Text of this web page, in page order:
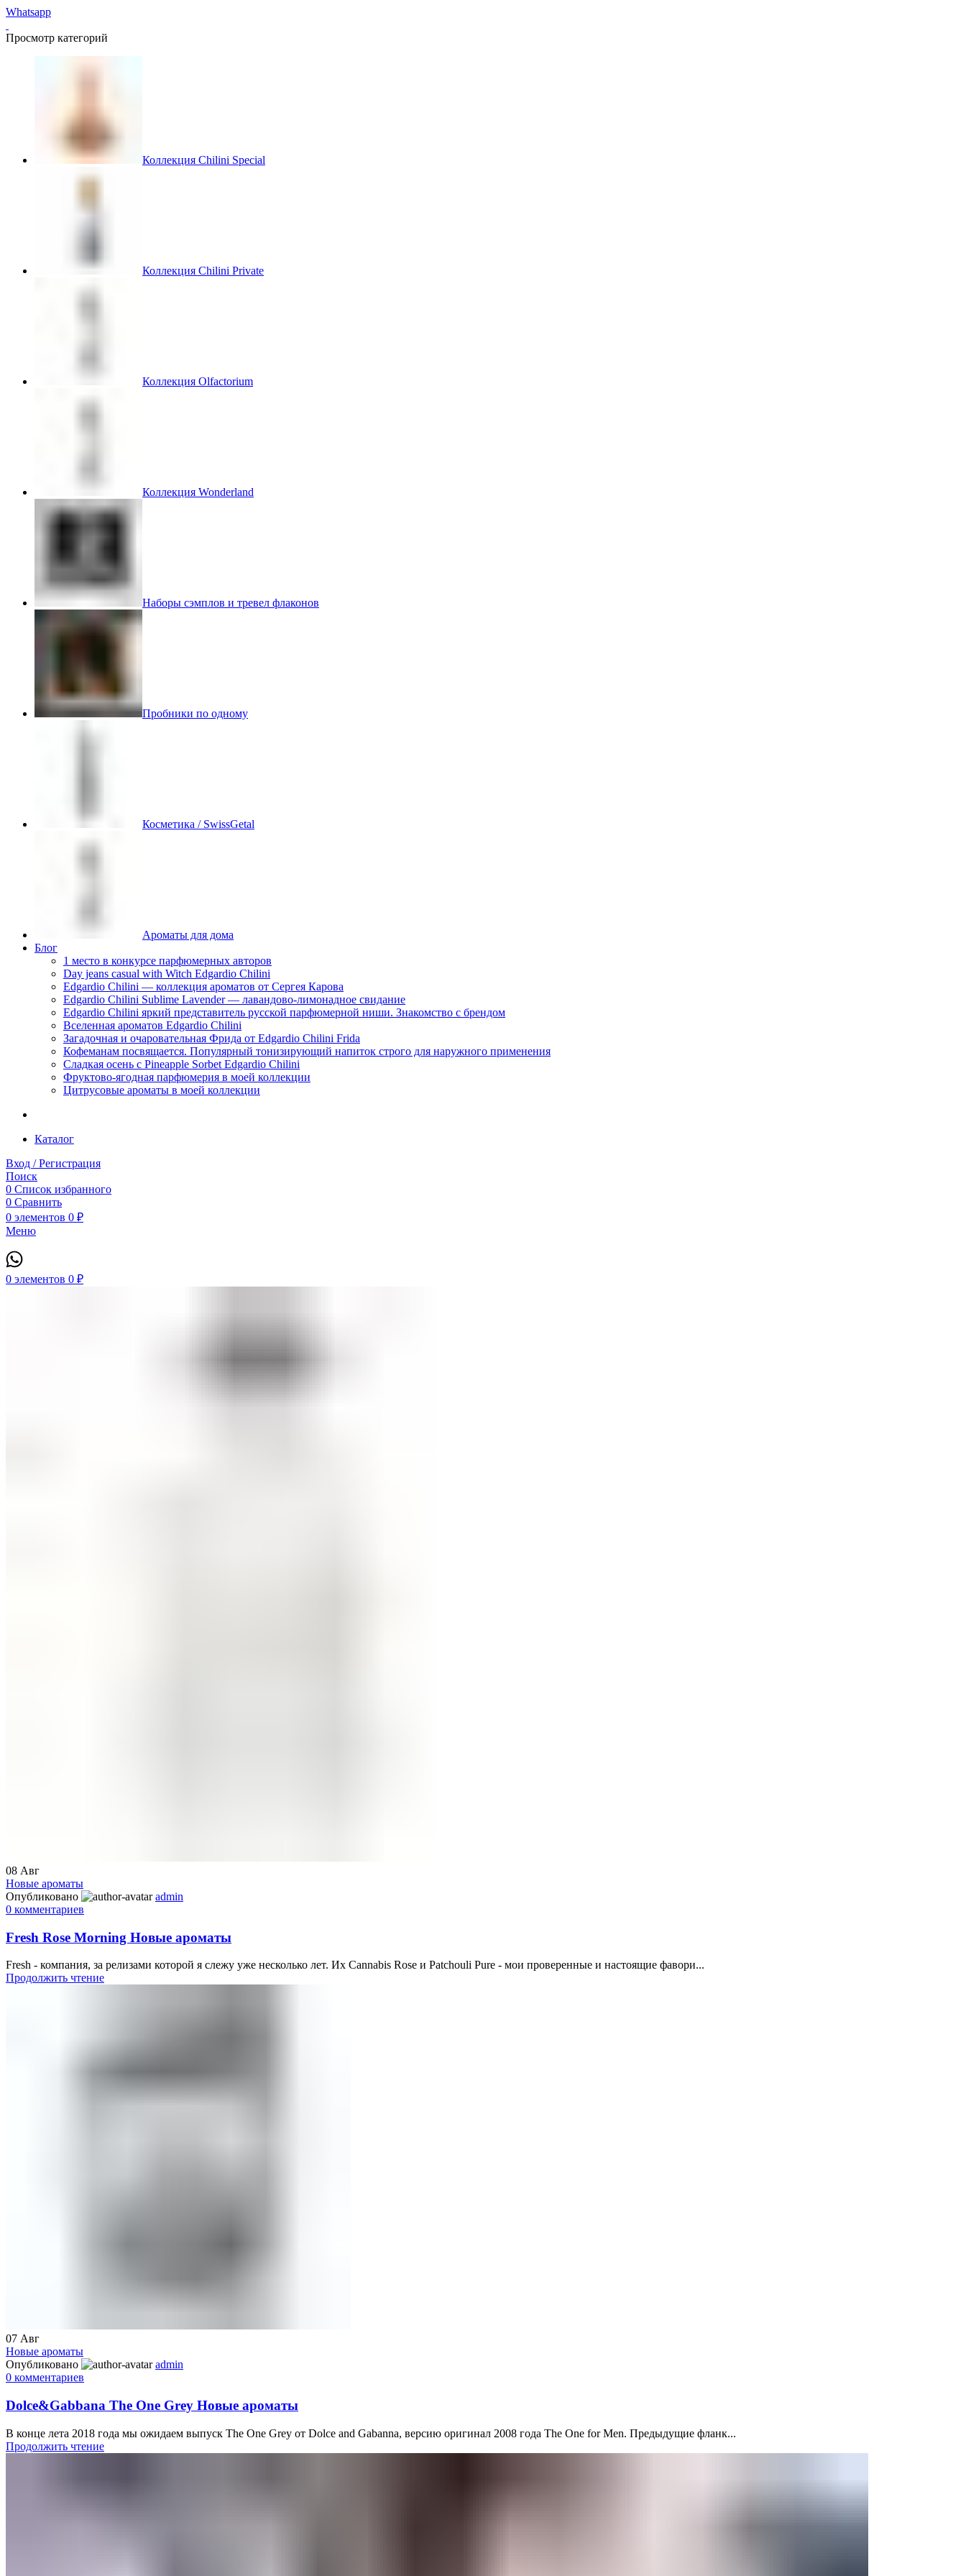
Whatsapp
Просмотр категорий
Коллекция Chilini Special
Коллекция Chilini Private
Коллекция Olfactorium
Коллекция Wonderland
Наборы сэмплов и тревел флаконов
Пробники по одному
Косметика / SwissGetal
Ароматы для дома
Блог
1 место в конкурсе парфюмерных авторов
Day jeans casual with Witch Edgardio Chilini
Edgardio Chilini — коллекция ароматов от Сергея Карова
Edgardio Chilini Sublime Lavender — лавандово-лимонадное свидание
Edgardio Chilini яркий представитель русской парфюмерной ниши. Знакомство с брендом
Вселенная ароматов Edgardio Chilini
Загадочная и очаровательная Фрида от Edgardio Chilini Frida
Кофеманам посвящается. Популярный тонизирующий напиток строго для наружного применения
Сладкая осень с Pineapple Sorbet Edgardio Chilini
Фруктово-ягодная парфюмерия в моей коллекции
​Цитрусовые ароматы в моей коллекции
Каталог
Вход / Регистрация
Поиск
0 Список избранного
0 Сравнить
0 элементов 0 ₽
Меню
0 элементов 0 ₽
08 Авг
Новые ароматы
Опубликовано
admin
0 комментариев
Fresh Rose Morning Новые ароматы
Fresh - компания, за релизами которой я слежу уже несколько лет. Их Cannabis Rose и Patchouli Pure - мои проверенные и настоящие фавори...
Продолжить чтение
07 Авг
Новые ароматы
Опубликовано
admin
0 комментариев
Dolce&Gabbana The One Grey Новые ароматы
В конце лета 2018 года мы ожидаем выпуск The One Grey от Dolce and Gabanna, версию оригинал 2008 года The One for Men. Предыдущие фланк...
Продолжить чтение